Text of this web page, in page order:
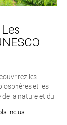
les
et les
de la nature et du
inclus